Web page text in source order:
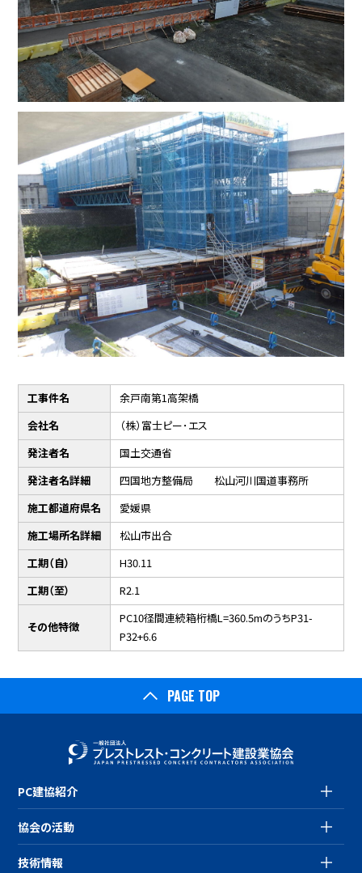
工事件名
余戸南第1高架橋
会社名
（株）富士ピー･エス
発注者名
国土交通省
発注者名詳細
四国地方整備局 松山河川国道事務所
施工都道府県名
愛媛県
施工場所名詳細
松山市出合
工期（自）
H30.11
工期（至）
R2.1
その他特徴
PC10径間連続箱桁橋L=360.5mのうちP31-
P32+6.6
PAGE TOP
PC建協紹介
協会の活動
技術情報